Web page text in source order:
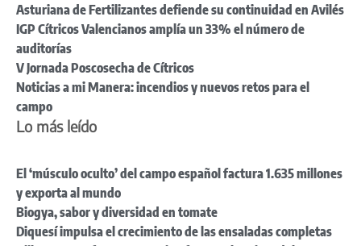
Asturiana de Fertilizantes defiende su continuidad en Avilés
IGP Cítricos Valencianos amplía un 33% el número de
auditorías
V Jornada Poscosecha de Cítricos
Noticias a mi Manera: incendios y nuevos retos para el
campo
Lo más leído
El ‘músculo oculto’ del campo español factura 1.635 millones
y exporta al mundo
Biogya, sabor y diversidad en tomate
Diquesí impulsa el crecimiento de las ensaladas completas